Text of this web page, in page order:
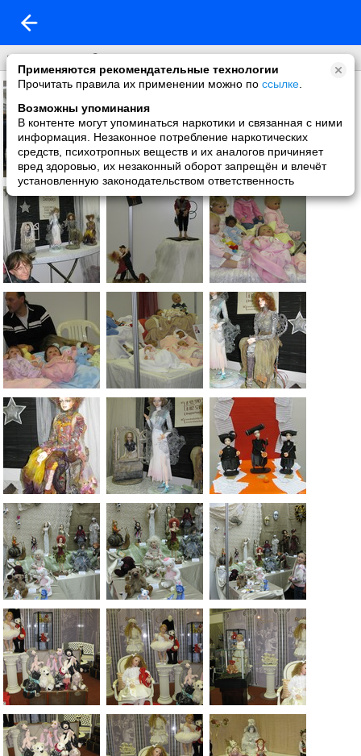
Применяются рекомендательные технологии
Прочитать правила их применении можно по ссылке
Возможны упоминания
В контенте могут упоминаться наркотики и связанная с ними
информация. Незаконное потребление наркотических
средств, психотропных веществ и их аналогов причиняет
вред здоровью, их незаконный оборот запрещён и влечёт
установленную законодательством ответственность
время кукол-2